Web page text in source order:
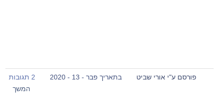
פורסם ע"י אורי שביט בתאריך פבר - 13 - 2020
2 תגובות
המשך